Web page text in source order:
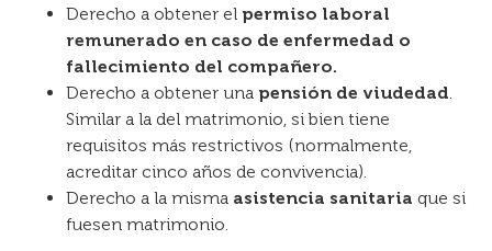
Derecho a obtener el permiso laboral
remunerado en caso de enfermedad o
fallecimiento del compañero.
Derecho a obtener una pensión de viudedad.
Similar a la del matrimonio, si bien tiene
requisitos más restrictivos (normalmente,
acreditar cinco años de convivencia).
Derecho a la misma asistencia sanitaria que si
fuesen matrimonio.